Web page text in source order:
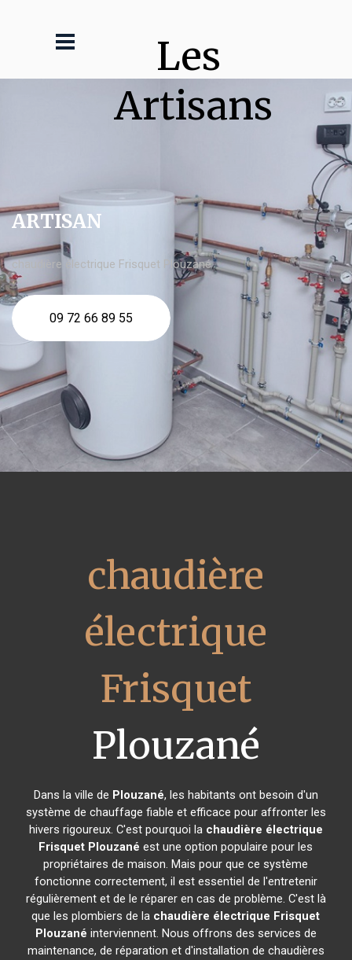
Les
Artisans
ARTISAN
chaudière électrique Frisquet Plouzané
09 72 66 89 55
chaudière
électrique
Frisquet
Plouzané
Dans la ville de Plouzané, les habitants ont besoin d'un
système de chauffage fiable et efficace pour affronter les
hivers rigoureux. C'est pourquoi la chaudière électrique
Frisquet Plouzané est une option populaire pour les
propriétaires de maison. Mais pour que ce système
fonctionne correctement, il est essentiel de l'entretenir
régulièrement et de le réparer en cas de problème. C'est là
que les plombiers de la chaudière électrique Frisquet
Plouzané interviennent. Nous offrons des services de
maintenance, de réparation et d'installation de chaudières